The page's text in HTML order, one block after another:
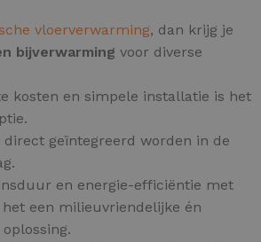
vloerverwarming, dan krijg je
bijverwarming voor diverse
kosten en simpele installatie is het
geïntegreerd worden in de
en energie-efficiëntie met
het een milieuvriendelijke én